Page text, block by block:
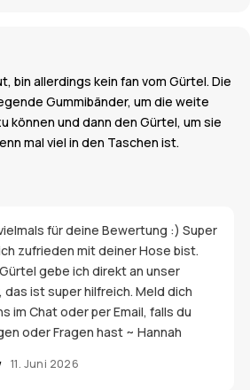
bin allerdings kein fan vom Gürtel. Die
Gummibänder, um die weite
können und dann den Gürtel, um sie
mal viel in den Taschen ist.
für deine Bewertung :) Super
zufrieden mit deiner Hose bist.
gebe ich direkt an unser
ist super hilfreich. Meld dich
im Chat oder per Email, falls du
oder Fragen hast ~ Hannah
11. Juni 2026